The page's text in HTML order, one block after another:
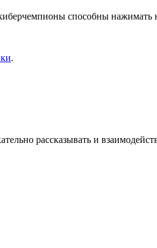
способны нажимать
.
рассказывать и